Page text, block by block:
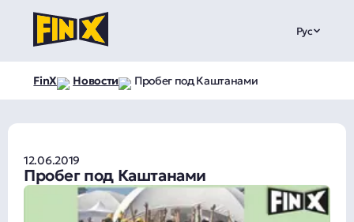
Рус
FinX Новости Пробег под Каштанами
12.06.2019
Пробег под Каштанами